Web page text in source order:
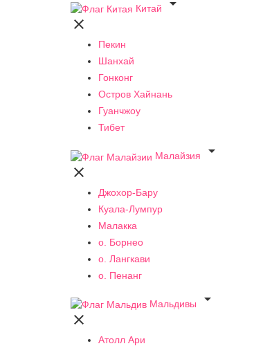
Китай


Пекин
Шанхай
Гонконг
Остров Хайнань
Гуанчжоу
Тибет
Малайзия


Джохор-Бару
Куала-Лумпур
Малакка
о. Борнео
о. Лангкави
о. Пенанг
Мальдивы


Атолл Ари